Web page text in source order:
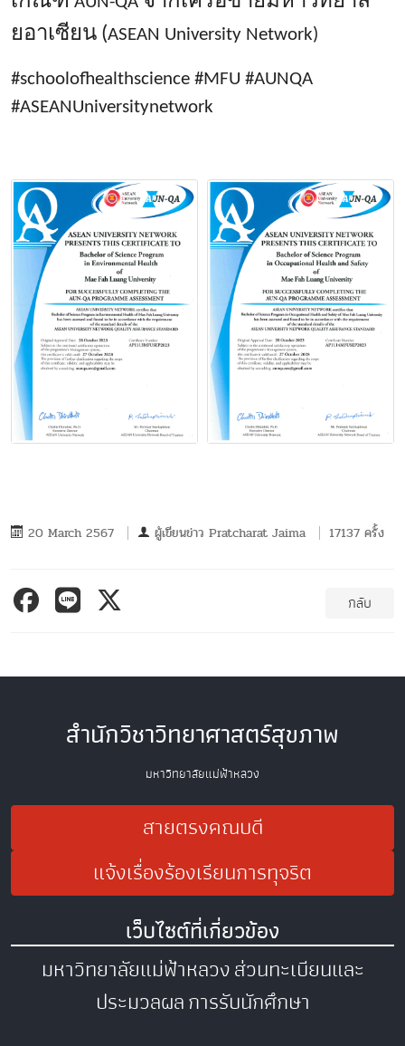
ยอาเซียน (ASEAN University Network)
#schoolofhealthscience #MFU #AUNQA
#ASEANUniversitynetwork
20 March 2567 ผู้เขียนข่าว Pratcharat Jaima 17137 ครั้ง
กลับ
สำนักวิชาวิทยาศาสตร์สุขภาพ
มหาวิทยาลัยแม่ฟ้าหลวง
สายตรงคณบดี
แจ้งเรื่องร้องเรียนการทุจริต
เว็บไซต์ที่เกี่ยวข้อง
มหาวิทยาลัยแม่ฟ้าหลวงส่วนทะเบียนและ
ประมวลผลการรับนักศึกษา